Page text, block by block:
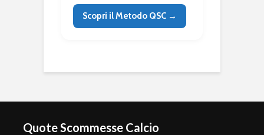
Scopri il Metodo QSC →
Quote Scommesse Calcio